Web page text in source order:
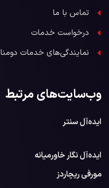
تماس با ما
درخواست خدمات
نمایندگی‌های خدمات دومنا
وب‌سایت‌های مرتبط
ایده‌آل سنتر
ایده‌آل نگار خاورمیانه
مورفی ریچاردز